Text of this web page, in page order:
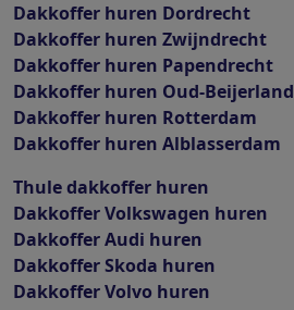
Dakkoffer huren Dordrecht
Dakkoffer huren Zwijndrecht
Dakkoffer huren Papendrecht
Dakkoffer huren Oud-Beijerland
Dakkoffer huren Rotterdam
Dakkoffer huren Alblasserdam
Thule dakkoffer huren
Dakkoffer Volkswagen huren
Dakkoffer Audi huren
Dakkoffer Skoda huren
Dakkoffer Volvo huren